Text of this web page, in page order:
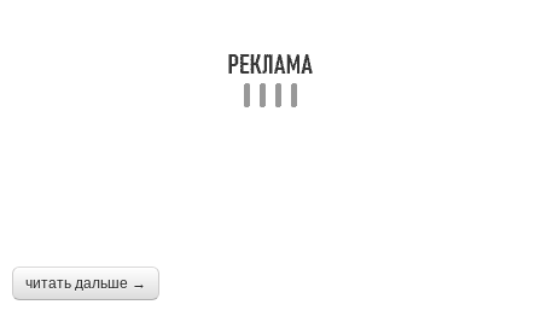
читать дальше →